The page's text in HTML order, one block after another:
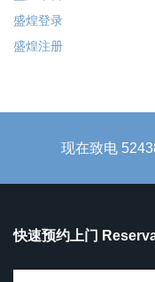
盛煌登录
盛煌注册
现在致电
快速预约上门